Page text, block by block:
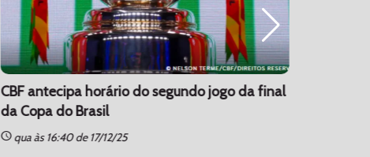
CBF antecipa horário do segundo jogo da final
da Copa do Brasil
schedulequa às 16:40 de 17/12/25